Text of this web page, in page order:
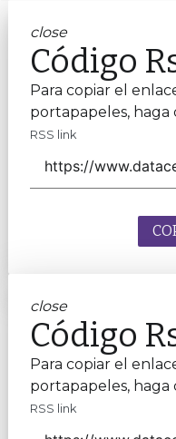
close
Código
Para copiar el
portapapeles, haga
RSS link
close
Código
Para copiar el
portapapeles, haga
RSS link